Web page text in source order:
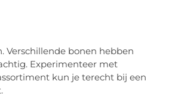
Verschillende bonen hebben
Experimenteer met
kun je terecht bij een